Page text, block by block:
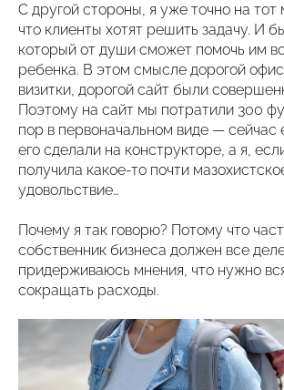
С другой стороны, я уже точно на тот
что клиенты хотят решить задачу. И
который от души сможет помочь им
ребенка. В этом смысле дорогой
визитки, дорогой сайт были
Поэтому на сайт мы потратили 300
пор в первоначальном виде —
его сделали на конструкторе, а я,
получила какое-то почти
удовольствие…
Почему я так говорю? Потому что
собственник бизнеса должен все
придерживаюсь мнения, что нужно
сокращать расходы.